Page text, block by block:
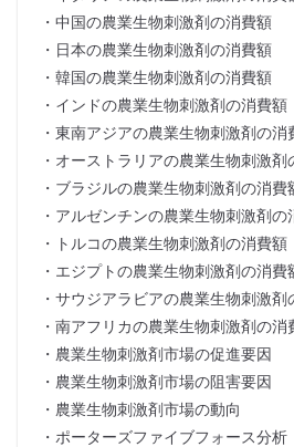
・中国の農業生物刺激剤の消費額
・日本の農業生物刺激剤の消費額
・韓国の農業生物刺激剤の消費額
・インドの農業生物刺激剤の消費額
・東南アジアの農業生物刺激剤の消
・オーストラリアの農業生物刺激剤
・ブラジルの農業生物刺激剤の消費
・アルゼンチンの農業生物刺激剤の
・トルコの農業生物刺激剤の消費額
・エジプトの農業生物刺激剤の消費
・サウジアラビアの農業生物刺激剤
・南アフリカの農業生物刺激剤の消
・農業生物刺激剤市場の促進要因
・農業生物刺激剤市場の阻害要因
・農業生物刺激剤市場の動向
・ポーターズファイブフォース分析